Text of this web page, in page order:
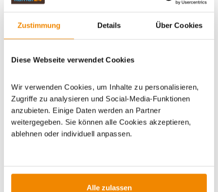
Zustimmung Details Über Cookies
Diese Webseite verwendet Cookies
Wir verwenden Cookies, um Inhalte zu personalisieren,
Zugriffe zu analysieren und Social-Media-Funktionen
anzubieten. Einige Daten werden an Partner
weitergegeben. Sie können alle Cookies akzeptieren,
ablehnen oder individuell anpassen.
Alle zulassen
TECHNISCHE DATEN
BEWERTUNGEN (0)
WICHTIGE INFOS